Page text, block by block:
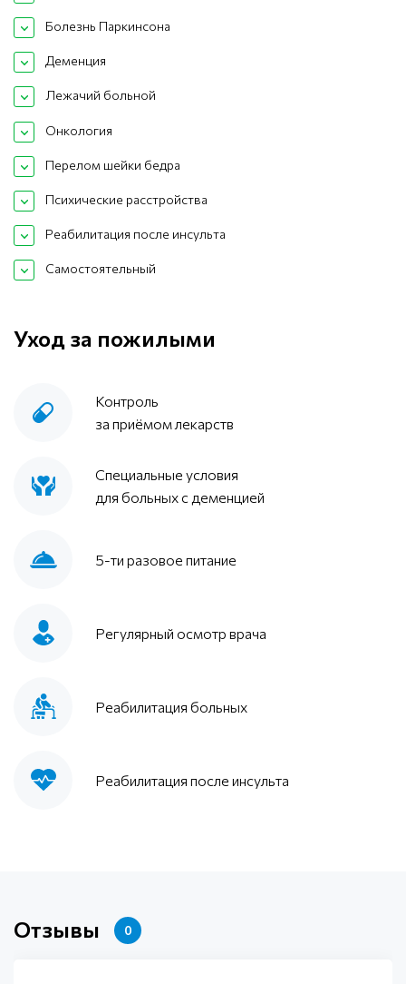
Болезнь Паркинсона
Деменция
Лежачий больной
Онкология
Перелом шейки бедра
Психические расстройства
Реабилитация после инсульта
Самостоятельный
Уход за пожилыми
Контроль
за приёмом лекарств
Специальные условия
для больных с деменцией
5-ти разовое питание
Регулярный осмотр врача
Реабилитация больных
Реабилитация после инсульта
Отзывы 0